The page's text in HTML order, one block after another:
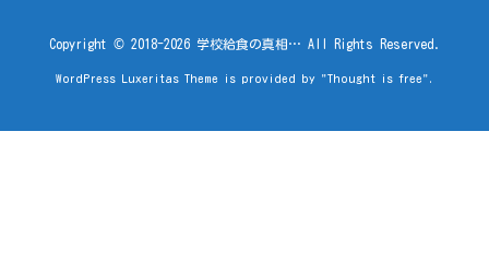
Copyright © 2018-2026 学校給食の真相… All Rights Reserved.
WordPress Luxeritas Theme is provided by "Thought is free".